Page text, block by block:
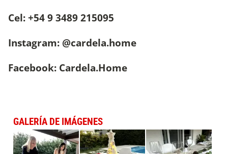
Cel: +54 9 3489 215095
Instagram: @cardela.home
Facebook: Cardela.Home
GALERÍA DE IMÁGENES